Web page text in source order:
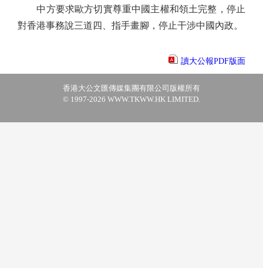
中方要求歐方切實尊重中國主權和領土完整，停止
對香港事務說三道四、指手畫腳，停止干涉中國內政。
讀大公報PDF版面
香港大公文匯傳媒集團有限公司版權所有
© 1997-2026 WWW.TKWW.HK LIMITED.